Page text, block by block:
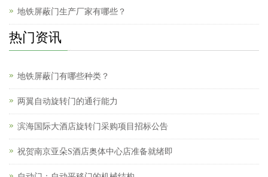
地铁屏蔽门生产厂家有哪些？
热门资讯
地铁屏蔽门有哪些种类？
两翼自动旋转门的通行能力
滨海国际大酒店旋转门采购项目招标公告
祝贺南京亚朵S酒店奥体中心店准备就绪即